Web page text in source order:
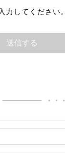
力してください。